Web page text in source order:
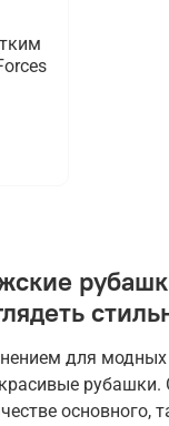
для
рубашки.
основного,